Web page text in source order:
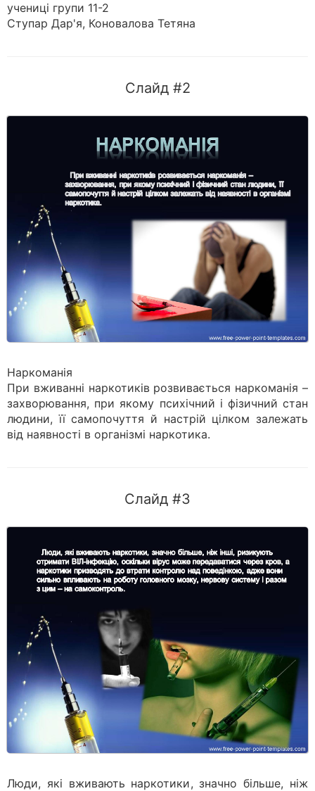
учениці групи 11-2
Ступар Дар'я, Коновалова Тетяна
Слайд #2
Наркоманія
При вживанні наркотиків розвивається наркоманія –
захворювання, при якому психічний і фізичний стан
людини, її самопочуття й настрій цілком залежать
від наявності в організмі наркотика.
Слайд #3
Люди, які вживають наркотики, значно більше, ніж